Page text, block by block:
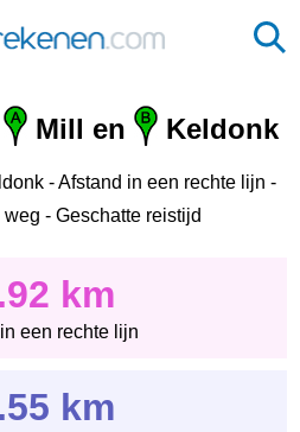
Mill en Keldonk
- Afstand in een rechte lijn -
- Geschatte reistijd
km
een rechte lijn
km